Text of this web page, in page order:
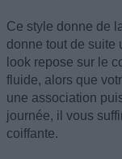
Ce style donne de
donne tout de suite
look repose sur le
fluide, alors que
une association
journée, il vous
coiffante.